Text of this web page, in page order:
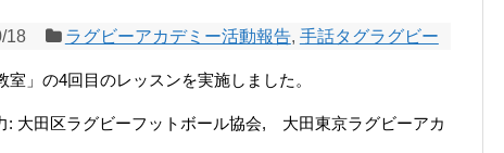
18 ラグビーアカデミー活動報告, 手話タグラグビー
」の4回目のレッスンを実施しました。
: 大田区ラグビーフットボール協会, 大田東京ラグビーアカ